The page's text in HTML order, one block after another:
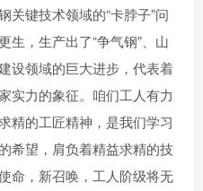
关键技术领域的“卡脖子”问
生，生产出了“争气钢”、山
设领域的巨大进步，代表着
实力的象征。咱们工人有力
精的工匠精神，是我们学习
希望，肩负着精益求精的技
命，新召唤，工人阶级将无